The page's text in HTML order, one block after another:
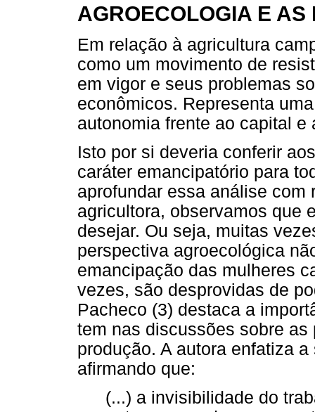
AGROECOLOGIA E
Em relação à agricultura
como um movimento de
em vigor e seus problemas
econômicos. Representa
autonomia frente ao capital e
Isto por si deveria conferir
caráter emancipatório para
aprofundar essa análise com
agricultora, observamos que
desejar. Ou seja, muitas
perspectiva agroecológica
emancipação das mulheres
vezes, são desprovidas de
Pacheco (3) destaca a
tem nas discussões sobre
produção. A autora enfatiza
afirmando que:
(...) a invisibilidade do